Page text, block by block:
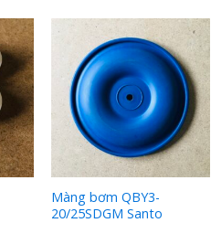
Màng bơm QBY3-
20/25SDGM Santo